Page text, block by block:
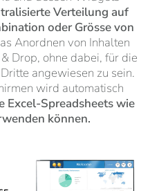
Verteilung auf
oder Grösse von
Anordnen von Inhalten
Drop, ohne dabei, für die
angewiesen zu sein.
wird automatisch
Excel-Spreadsheets wie
können.